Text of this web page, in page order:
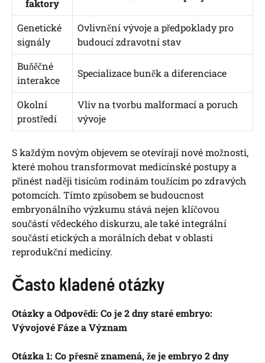
faktory
Genetické
signály
Ovlivnění vývoje a předpoklady pro
budoucí zdravotní stav
Buňěčné
interakce
Specializace buněk a diferenciace
Okolní
prostředí
Vliv na tvorbu malformací a poruch
vývoje
S každým novým objevem se otevírají nové možnosti,
které mohou transformovat medicínské postupy a
přinést naději tisícům rodinám toužícím po zdravých
potomcích. Tímto způsobem se budoucnost
embryonálního výzkumu stává nejen klíčovou
součástí vědeckého diskurzu, ale také integrální
součástí etických a morálních debat v oblasti
reprodukční medicíny.
Často kladené otázky
Otázky a Odpovědi: Co je 2 dny staré embryo:
Vývojové Fáze a Význam
Otázka 1: Co přesně znamená, že je embryo 2 dny